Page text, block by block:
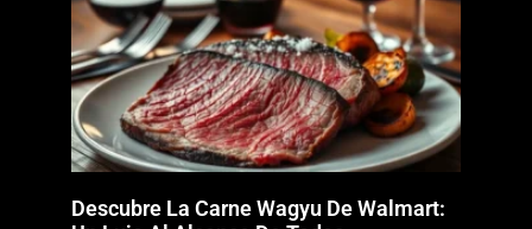
Descubre La Carne Wagyu De Walmart: